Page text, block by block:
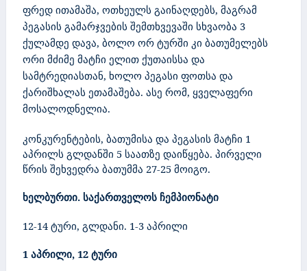
ფრედ ითამაშა, ოთხეულს გაინაღდებს, მაგრამ
პეგასის გამარჯვების შემთხვევაში სხვაობა 3
ქულამდე დავა, ბოლო ორ ტურში კი ბათუმელებს
ორი მძიმე მატჩი ელით ქუთაისსა და
სამტრედიასთან, ხოლო პეგასი ფოთსა და
ქარიშხალას ეთამაშება. ასე რომ, ყველაფერი
მოსალოდნელია.
კონკურენტების, ბათუმისა და პეგასის მატჩი 1
აპრილს გლდანში 5 საათზე დაიწყება. პირველი
წრის შეხვედრა ბათუმმა 27-25 მოიგო.
ხელბურთი. საქართველოს ჩემპიონატი
12-14 ტური, გლდანი. 1-3 აპრილი
1 აპრილი, 12 ტური